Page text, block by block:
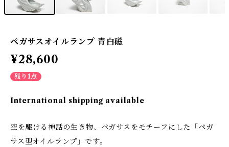
ペガサスオイルランプ 青白磁
¥28,600
残り1点
International shipping available
空を駆ける神話の生き物、ペガサスをモチーフにした「ペガ
サス型オイルランプ」です。